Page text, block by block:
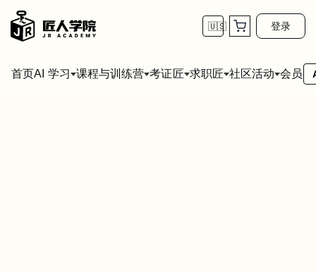
🇺🇸 登录
首页AI 学习 课程与训练营 考证匠 求职匠 社区活动 会员